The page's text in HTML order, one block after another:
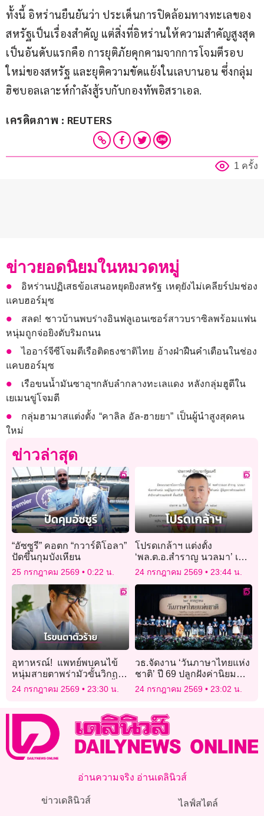
ทั้งนี้ อิหร่านยืนยันว่า ประเด็นการปิดล้อมทางทะเลของ
สหรัฐเป็นเรื่องสำคัญ แต่สิ่งที่อิหร่านให้ความสำคัญสูงสุด
เป็นอันดับแรกคือ การยุติภัยคุกคามจากการโจมตีรอบ
ใหม่ของสหรัฐ และยุติความขัดแย้งในเลบานอน ซึ่งกลุ่ม
ฮิซบอลเลาะห์กำลังสู้รบกับกองทัพอิสราเอล.
เครดิตภาพ : REUTERS
1 ครั้ง
ข่าวยอดนิยมในหมวดหมู่
อิหร่านปฏิเสธข้อเสนอหยุดยิงสหรัฐ เหตุยังไม่เคลียร์ปมช่อง
แคบฮอร์มุซ
สลด! ชาวบ้านพบร่างอินฟลูเอนเซอร์สาวบราซิลพร้อมแฟน
หนุ่มถูกจ่อยิงดับริมถนน
ไออาร์จีซีโจมตีเรือติดธงชาติไทย อ้างฝ่าฝืนคำเตือนในช่อง
แคบฮอร์มุซ
เรือขนน้ำมันซาอุฯกลับลำกลางทะเลแดง หลังกลุ่มฮูตีใน
เยเมนขู่โจมตี
กลุ่มฮามาสแต่งตั้ง “คาลิล อัล-ฮายยา” เป็นผู้นำสูงสุดคน
ใหม่
ข่าวล่าสุด
“อัซซูรี” คอตก “กวาร์ดิโอลา”
ปัดขึ้นกุมบังเหียน
25 กรกฎาคม 2569 0:22 น.
โปรดเกล้าฯ แต่งตั้ง
‘พล.ต.อ.สำราญ นวลมา’ เป็น
ผบ.ตร. มีผล 1 ต.ค.
24 กรกฎาคม 2569 23:44 น.
อุทาหรณ์! แพทย์พบคนไข้
หนุ่มสายตาพร่ามัวขั้นวิกฤติ
เหตุจากพฤติกรรมชอบขยี้ตา
และไม่รักษาความสะอาด
24 กรกฎาคม 2569 23:30 น.
วธ.จัดงาน ‘วันภาษาไทยแห่ง
ชาติ’ ปี 69 ปลูกฝังค่านิยม
การใช้ภาษาไทยให้ถูกต้อง
เหมาะสม
24 กรกฎาคม 2569 23:02 น.
อ่านความจริง อ่านเดลินิวส์
ข่าวเดลินิวส์
ไลฟ์สไตล์